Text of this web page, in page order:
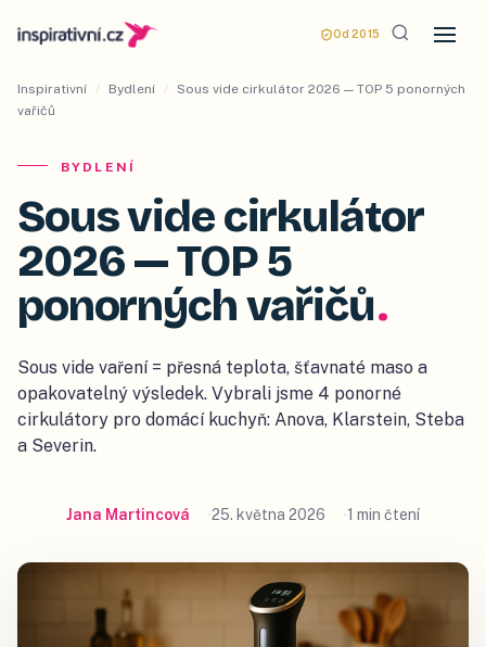
Od 2015
Inspirativní / Bydlení /
Sous vide cirkulátor 2026 — TOP 5 ponorných
vařičů
BYDLENÍ
Sous vide cirkulátor
2026 — TOP 5
ponorných vařičů.
Sous vide vaření = přesná teplota, šťavnaté maso a
opakovatelný výsledek. Vybrali jsme 4 ponorné
cirkulátory pro domácí kuchyň: Anova, Klarstein, Steba
a Severin.
Jana Martincová 25. května 2026 1 min čtení